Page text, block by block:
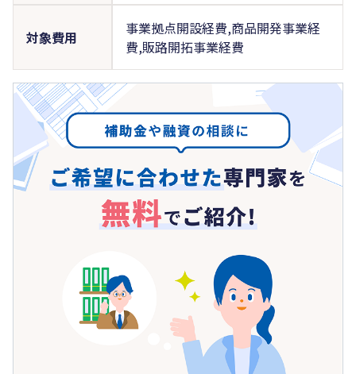
対象費用
事業拠点開設経費,商品開発事業経
費,販路開拓事業経費